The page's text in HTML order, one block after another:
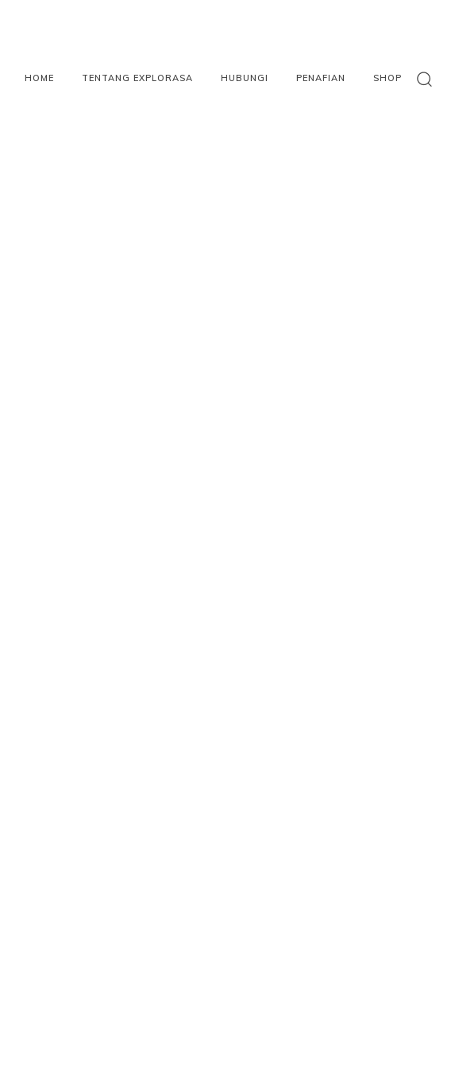
HOME TENTANG EXPLORASA HUBUNGI PENAFIAN SHOP